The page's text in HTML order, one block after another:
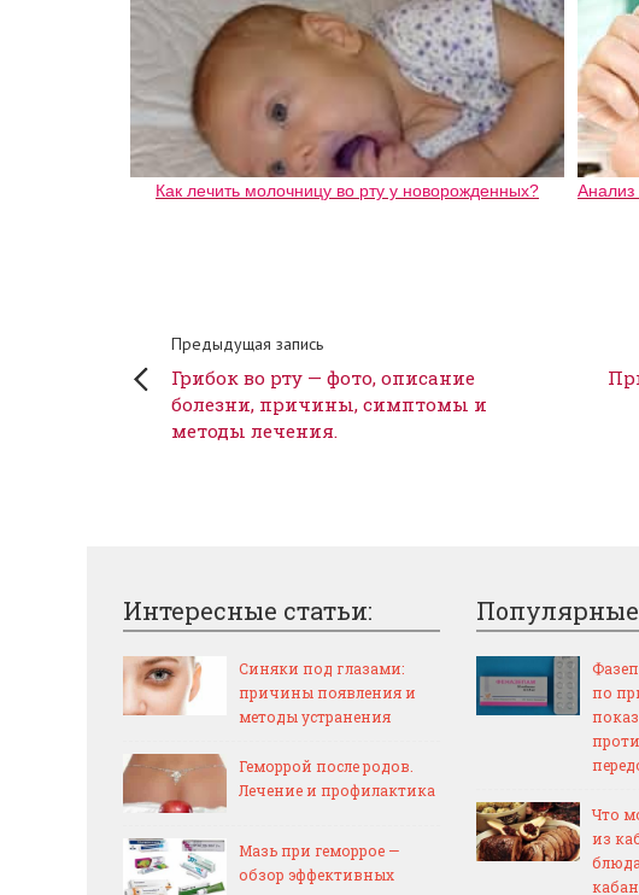
Как лечить молочницу во рту у новорожденных?
Предыдущая запись
Грибок во рту — фото, описание
болезни, причины, симптомы и
методы лечения.
Интересные статьи:
Синяки под глазами:
причины появления и
методы устранения
Геморрой после родов.
Лечение и профилактика
Мазь при геморрое —
обзор эффективных
Популярные
по
Что
из